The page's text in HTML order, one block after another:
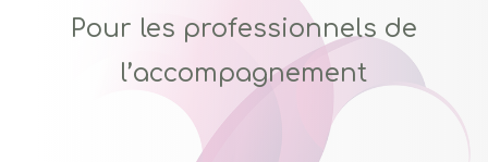
Pour les professionnels de
l’accompagnement